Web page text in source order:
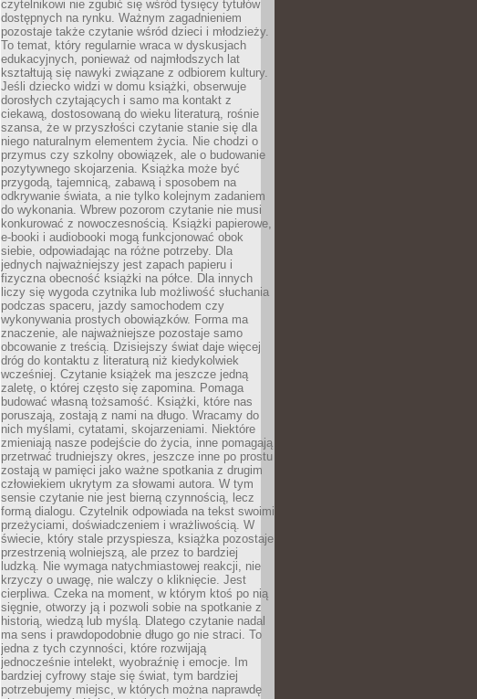
czytelnikowi nie zgubić się wśród tysięcy tytułów
dostępnych na rynku. Ważnym zagadnieniem
pozostaje także czytanie wśród dzieci i młodzieży.
To temat, który regularnie wraca w dyskusjach
edukacyjnych, ponieważ od najmłodszych lat
kształtują się nawyki związane z odbiorem kultury.
Jeśli dziecko widzi w domu książki, obserwuje
dorosłych czytających i samo ma kontakt z
ciekawą, dostosowaną do wieku literaturą, rośnie
szansa, że w przyszłości czytanie stanie się dla
niego naturalnym elementem życia. Nie chodzi o
przymus czy szkolny obowiązek, ale o budowanie
pozytywnego skojarzenia. Książka może być
przygodą, tajemnicą, zabawą i sposobem na
odkrywanie świata, a nie tylko kolejnym zadaniem
do wykonania. Wbrew pozorom czytanie nie musi
konkurować z nowoczesnością. Książki papierowe,
e-booki i audiobooki mogą funkcjonować obok
siebie, odpowiadając na różne potrzeby. Dla
jednych najważniejszy jest zapach papieru i
fizyczna obecność książki na półce. Dla innych
liczy się wygoda czytnika lub możliwość słuchania
podczas spaceru, jazdy samochodem czy
wykonywania prostych obowiązków. Forma ma
znaczenie, ale najważniejsze pozostaje samo
obcowanie z treścią. Dzisiejszy świat daje więcej
dróg do kontaktu z literaturą niż kiedykolwiek
wcześniej. Czytanie książek ma jeszcze jedną
zaletę, o której często się zapomina. Pomaga
budować własną tożsamość. Książki, które nas
poruszają, zostają z nami na długo. Wracamy do
nich myślami, cytatami, skojarzeniami. Niektóre
zmieniają nasze podejście do życia, inne pomagają
przetrwać trudniejszy okres, jeszcze inne po prostu
zostają w pamięci jako ważne spotkania z drugim
człowiekiem ukrytym za słowami autora. W tym
sensie czytanie nie jest bierną czynnością, lecz
formą dialogu. Czytelnik odpowiada na tekst swoimi
przeżyciami, doświadczeniem i wrażliwością. W
świecie, który stale przyspiesza, książka pozostaje
przestrzenią wolniejszą, ale przez to bardziej
ludzką. Nie wymaga natychmiastowej reakcji, nie
krzyczy o uwagę, nie walczy o kliknięcie. Jest
cierpliwa. Czeka na moment, w którym ktoś po nią
sięgnie, otworzy ją i pozwoli sobie na spotkanie z
historią, wiedzą lub myślą. Dlatego czytanie nadal
ma sens i prawdopodobnie długo go nie straci. To
jedna z tych czynności, które rozwijają
jednocześnie intelekt, wyobraźnię i emocje. Im
bardziej cyfrowy staje się świat, tym bardziej
potrzebujemy miejsc, w których można naprawdę